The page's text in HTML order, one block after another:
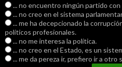
... no encuentro ningún partido
... no creo en el sistema
... me ha decepcionado la
políticos profesionales.
... no me interesa la política.
... no creo en el Estado, es un
... me da pereza ir, prefiero ir a otro